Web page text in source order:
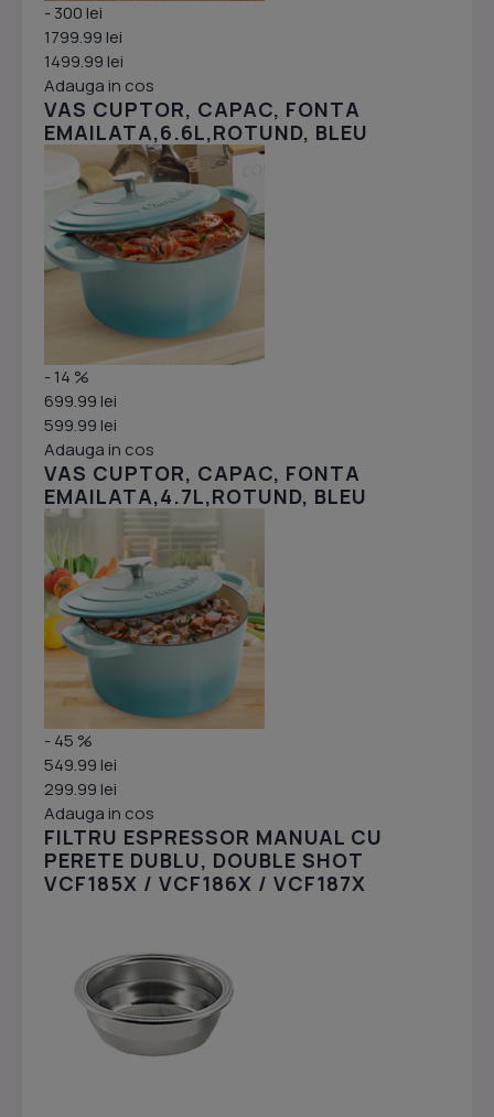
- 300 lei
1799.99 lei
1499.99 lei
Adauga in cos
VAS CUPTOR, CAPAC, FONTA
EMAILATA,6.6L,ROTUND, BLEU
- 14 %
699.99 lei
599.99 lei
Adauga in cos
VAS CUPTOR, CAPAC, FONTA
EMAILATA,4.7L,ROTUND, BLEU
- 45 %
549.99 lei
299.99 lei
Adauga in cos
FILTRU ESPRESSOR MANUAL CU
PERETE DUBLU, DOUBLE SHOT
VCF185X / VCF186X / VCF187X